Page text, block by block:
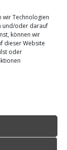
wir Technologien
und/oder darauf
können wir
dieser Website
oder